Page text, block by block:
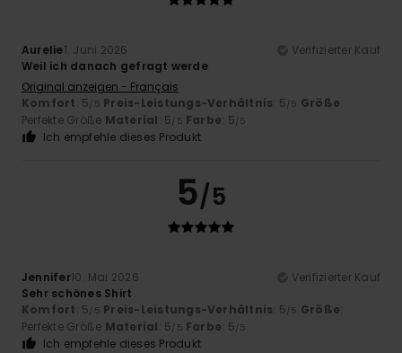
Aurelie1. Juni 2026
Verifizierter Kauf
Weil ich danach gefragt werde
Original anzeigen - Français
Komfort: 5/5 Preis-Leistungs-Verhältnis: 5/5 Größe:
Perfekte Größe Material: 5/5 Farbe: 5/5
Ich empfehle dieses Produkt
5/5
Jennifer10. Mai 2026
Verifizierter Kauf
Sehr schönes Shirt
Komfort: 5/5 Preis-Leistungs-Verhältnis: 5/5 Größe:
Perfekte Größe Material: 5/5 Farbe: 5/5
Ich empfehle dieses Produkt